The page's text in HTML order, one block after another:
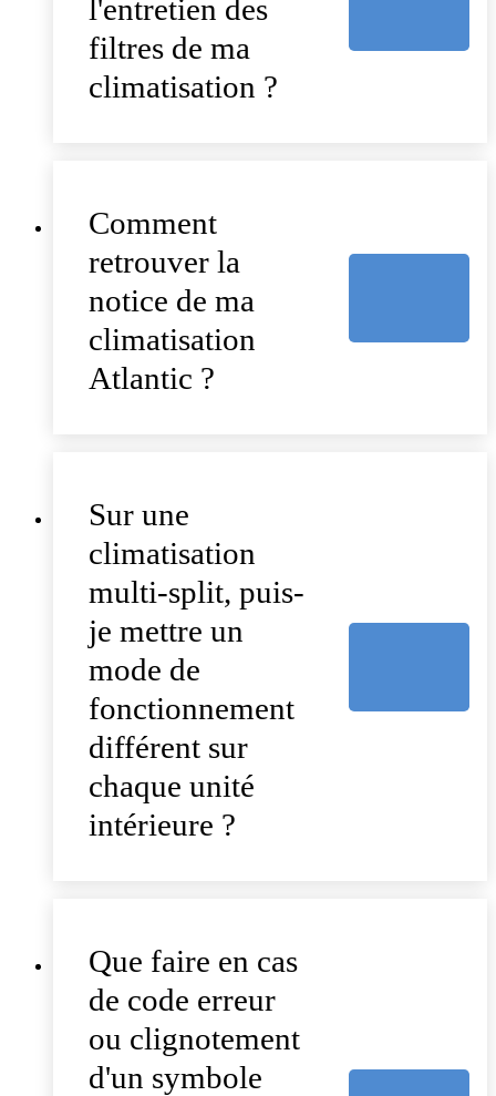
l'entretien des
filtres de ma
climatisation ?
Comment
retrouver la
notice de ma
climatisation
Atlantic ?
Sur une
climatisation
multi-split, puis-
je mettre un
mode de
fonctionnement
différent sur
chaque unité
intérieure ?
Que faire en cas
de code erreur
ou clignotement
d'un symbole